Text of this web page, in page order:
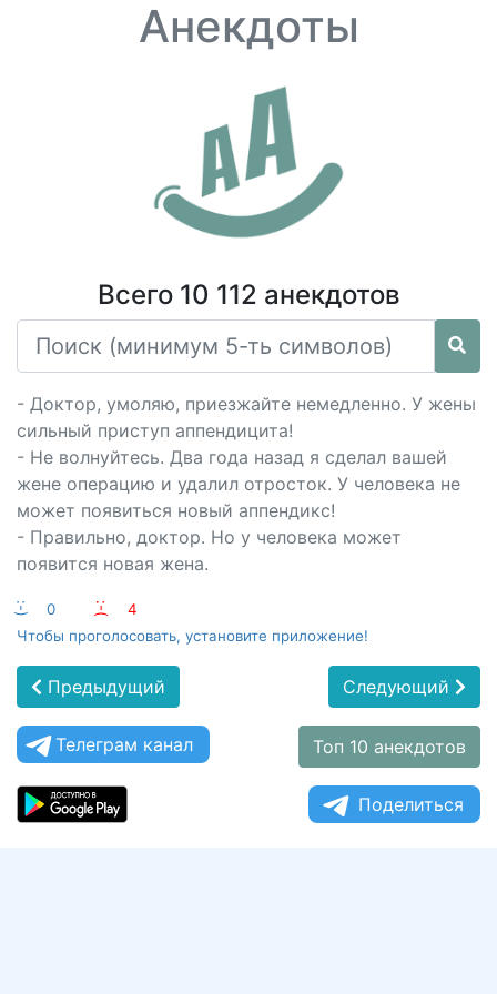
Анекдоты
Всего 10 112 анекдотов
- Доктор, умоляю, приезжайте немедленно. У жены
сильный приступ аппендицита!
- Не волнуйтесь. Два года назад я сделал вашей
жене операцию и удалил отросток. У человека не
может появиться новый аппендикс!
- Правильно, доктор. Но у человека может
появится новая жена.
:-) 0 :-(
4
Чтобы проголосовать, установите приложение!
Предыдущий Следующий
Телеграм канал Топ 10 анекдотов
Поделиться